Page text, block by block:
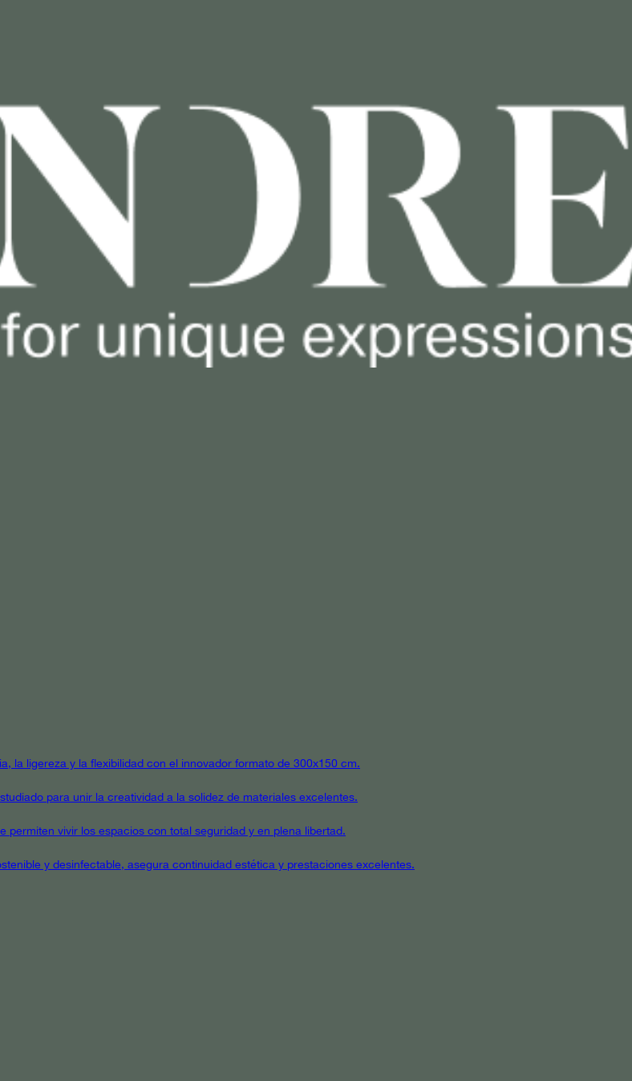
la ligereza y la flexibilidad con el innovador formato de 300x150 cm.
para unir la creatividad a la solidez de materiales excelentes.
vivir los espacios con total seguridad y en plena libertad.
y desinfectable, asegura continuidad estética y prestaciones excelentes.